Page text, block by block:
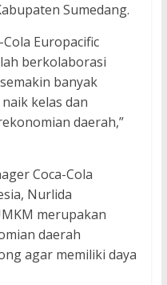
Sumedang.
Europacific
berkolaborasi
banyak
kelas dan
daerah,”
Coca-Cola
Nurlida
merupakan
daerah
agar memiliki daya